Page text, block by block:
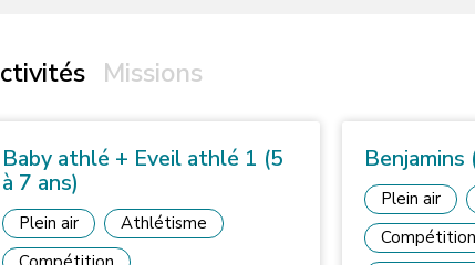
Missions
Baby athlé + Eveil athlé 1 (5
à 7 ans)
Plein air
Athlétisme
Benjamins
Plein air
Compétition